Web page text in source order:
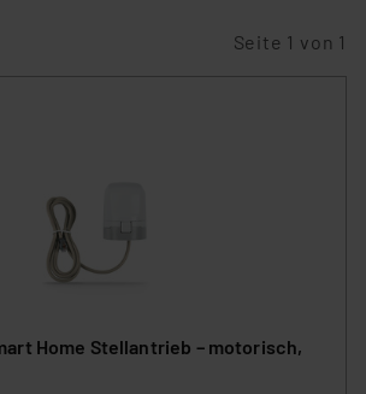
Seite 1 von 1
Home Stellantrieb – motorisch,